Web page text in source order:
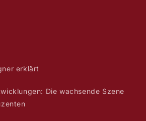
erklärt
Die wachsende Szene